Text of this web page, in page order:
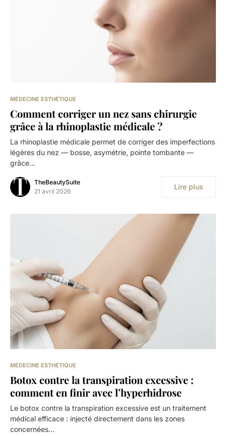
MÉDECINE ESTHÉTIQUE
Comment corriger un nez sans chirurgie
grâce à la rhinoplastie médicale ?
La rhinoplastie médicale permet de corriger des imperfections
légères du nez — bosse, asymétrie, pointe tombante —
grâce…
TheBeautySuite
21 avril 2026
Lire plus
MÉDECINE ESTHÉTIQUE
Botox contre la transpiration excessive :
comment en finir avec l’hyperhidrose
Le botox contre la transpiration excessive est un traitement
médical efficace : injecté directement dans les zones
concernées…